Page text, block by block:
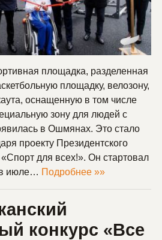
площадка, разделенная
площадку, велозону,
оснащенную в том числе
зону для людей с
в Ошмянах. Это стало
проекту Президентского
«Спорт для всех!». Он стартовал
июле… Подробнее »»
конкурс «Все